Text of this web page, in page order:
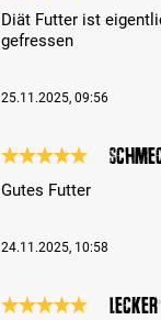
Diät Futter ist
gefressen
25.11.2025, 09:56
Gutes Futter
24.11.2025, 10:58
Lecker